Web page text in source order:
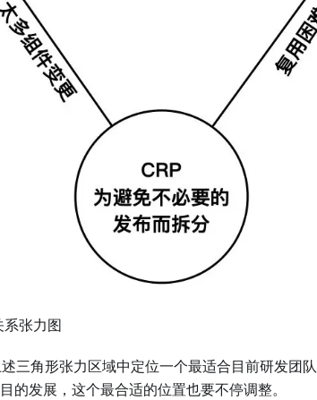
张力图
三角形张力区域中定位一个最适合目前研发团
的发展，这个最合适的位置也要不停调整。